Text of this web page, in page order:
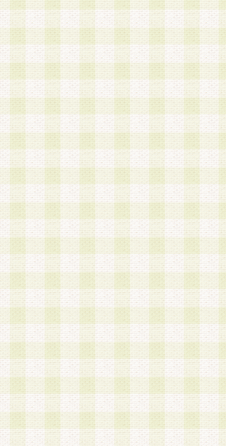
a.既に登録されている会員と同一のメールアドレ
録する場合
b.本サービスと同様のサービスを提供している企
業に従事していると思われる本人またはその家族
場合
c.その他当社が不適切と判断する場合
2.当社は、会員登録希望者を会員として承認する
した 場合、会員登録希望者による会員登録手続
による承認後の場合であっても、会員登録の取り
の抹消を、当社が適切と判 断する方法・手段に
とができるものとします。
3.会員登録希望者が18歳未満、成年被後見人、被
人 である場合は、親権者などの法定代理人の同
録を行うものとします。なお、義務教育学齢に該
者については、登録時に 当社が別途定める方法
権者による承認手続きを行うものとします。
第3条 会員の登録方法
1.会員登録手続きは、会員登録希望者本人が行う
る登録は一切認められないものとします。
2.会員登録希望者は、本規約に同意の後、当社指
画 面」において、当社が指定する必要事項を入
を行うものとします。当社は、会員登録を承認し
会員として本サービスを 受けるためのログイン
を付与します。
3.会員は、会員登録の際に申告する登録情報の全
いかなる虚偽の申告をも行ってはならないものと
4.会員は、複数のログインＩＤおよびパスワード
いものとします。
第4条 ログインIDおよびパスワードの管理
1.会員は、会員登録後、本サイト内にて本サービ